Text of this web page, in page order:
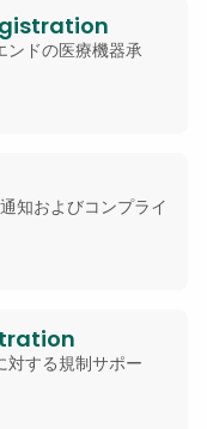
ンドの医療機器承
知およびコンプライ
対する規制サポー